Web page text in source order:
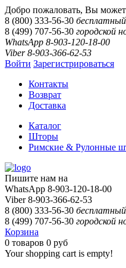
Добро пожаловать, Вы
8 (800) 333-56-30 бесплатный
8 (499) 707-56-30 городской
WhatsApp 8-903-120-18-00
Viber 8-903-366-62-53
Войти Зарегистрироваться
Контакты
Возврат
Доставка
Каталог
Шторы
Римские & Рулонные
Пишите нам на
WhatsApp 8-903-120-18-00
Viber 8-903-366-62-53
8 (800) 333-56-30 бесплатный
8 (499) 707-56-30 городской
Корзина
0 товаров 0 руб
Your shopping cart is empty!